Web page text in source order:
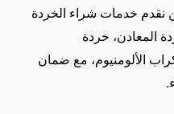
نقدم خدمات شراء الخردة
المعادن، خردة
الألومنيوم، مع ضمان